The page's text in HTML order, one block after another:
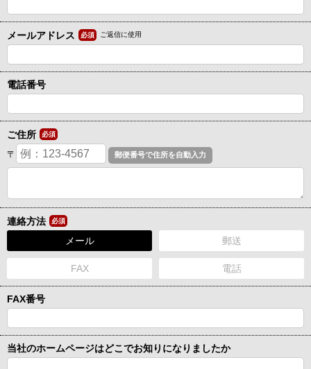
メールアドレス 必須 ご返信に使用
電話番号
ご住所 必須
〒
連絡方法 必須
メール 郵送
FAX 電話
FAX番号
当社のホームページはどこでお知りになりましたか